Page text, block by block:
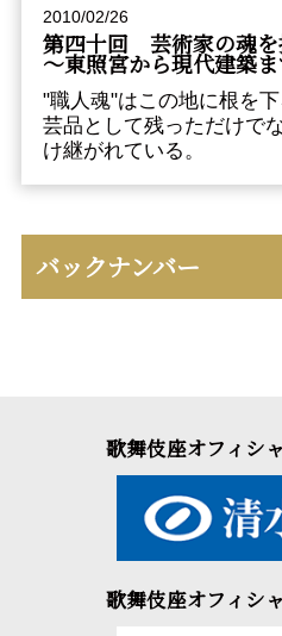
2010/02/26
第四十回 芸術家の魂を
～東照宮から現代建築
"職人魂"はこの地に根を
芸品として残っただけで
け継がれている。
バックナンバー
歌舞伎座オフィシ
歌舞伎座オフィシ